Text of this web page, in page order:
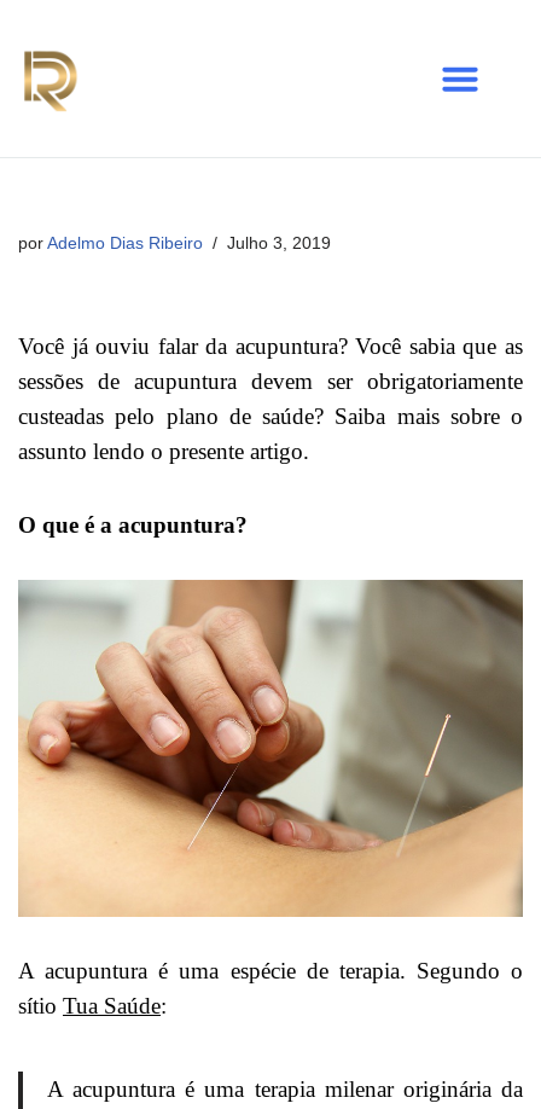
Avançar
para
por Adelmo Dias Ribeiro Julho 3, 2019
Você já ouviu falar da acupuntura? Você sabia que as
sessões de acupuntura devem ser obrigatoriamente
custeadas pelo plano de saúde? Saiba mais sobre o
assunto lendo o presente artigo.
O que é a acupuntura?
A acupuntura é uma espécie de terapia. Segundo o
sítio Tua Saúde:
A acupuntura é uma terapia milenar originária da